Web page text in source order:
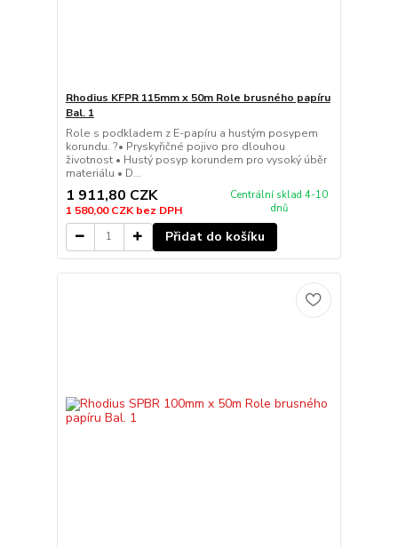
Rhodius KFPR 115mm x 50m Role brusného papíru
Bal. 1
Role s podkladem z E-papíru a hustým posypem
korundu. ?• Pryskyřičné pojivo pro dlouhou
životnost • Hustý posyp korundem pro vysoký úběr
materiálu • D...
1 911,80 CZK
1 580,00 CZKbez DPH
Centrální sklad 4-10
dnů
Přidat do košíku